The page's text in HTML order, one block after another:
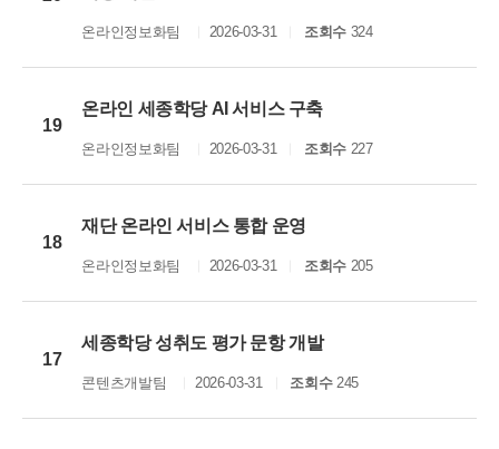
온라인정보화팀 2026-03-31 조회수 324
19
온라인 세종학당 AI 서비스 구축
온라인정보화팀 2026-03-31 조회수 227
18
재단 온라인 서비스 통합 운영
온라인정보화팀 2026-03-31 조회수 205
17
세종학당 성취도 평가 문항 개발
콘텐츠개발팀 2026-03-31 조회수245